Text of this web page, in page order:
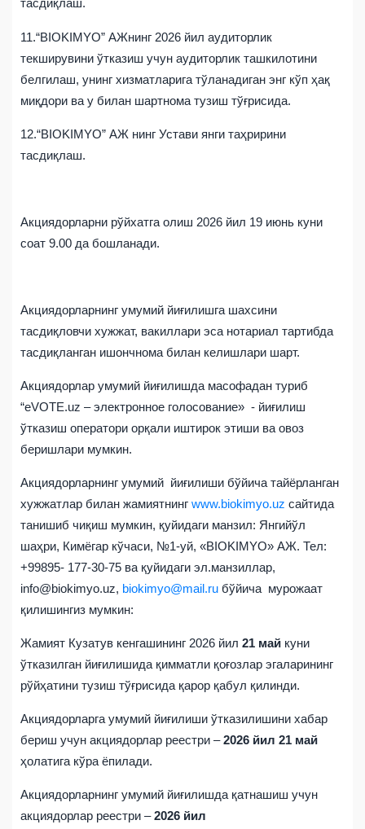
тасдиқлаш.
11.“BIOKIMYO” АЖнинг 2026 йил аудиторлик
текширувини ўтказиш учун аудиторлик ташкилотини
белгилаш, унинг хизматларига тўланадиган энг кўп ҳақ
миқдори ва у билан шартнома тузиш тўғрисида.
12.“BIOKIMYO” АЖ нинг Устави янги таҳририни
тасдиқлаш.
Акциядорларни рўйхатга олиш 2026 йил 19 июнь куни
соат 9.00 да бошланади.
Акциядорларнинг умумий йиғилишга шахсини
тасдиқловчи хужжат, вакиллари эса нотариал тартибда
тасдиқланган ишончнома билан келишлари шарт.
Акциядорлар умумий йиғилишда масофадан туриб
“eVOTE.uz – электронное голосование» - йиғилиш
ўтказиш оператори орқали иштирок этиши ва овоз
беришлари мумкин.
Акциядорларнинг умумий йиғилиши бўйича тайёрланган
хужжатлар билан жамиятнинг www.biokimyo.uz сайтида
танишиб чиқиш мумкин, қуйидаги манзил: Янгийўл
шаҳри, Кимёгар кўчаси, №1-уй, «BIOKIMYO» АЖ. Тел:
+99895- 177-30-75 ва қуйидаги эл.манзиллар,
info@biokimyo.uz, biokimyo@mail.ru бўйича мурожаат
қилишингиз мумкин:
Жамият Кузатув кенгашининг 2026 йил 21 май куни
ўтказилган йиғилишида қимматли қоғозлар эгаларининг
рўйҳатини тузиш тўғрисида қарор қабул қилинди.
Акциядорларга умумий йиғилиши ўтказилишини хабар
бериш учун акциядорлар реестри –2026 йил 21 май
ҳолатига кўра ёпилади.
Акциядорларнинг умумий йиғилишда қатнашиш учун
акциядорлар реестри –2026 йил